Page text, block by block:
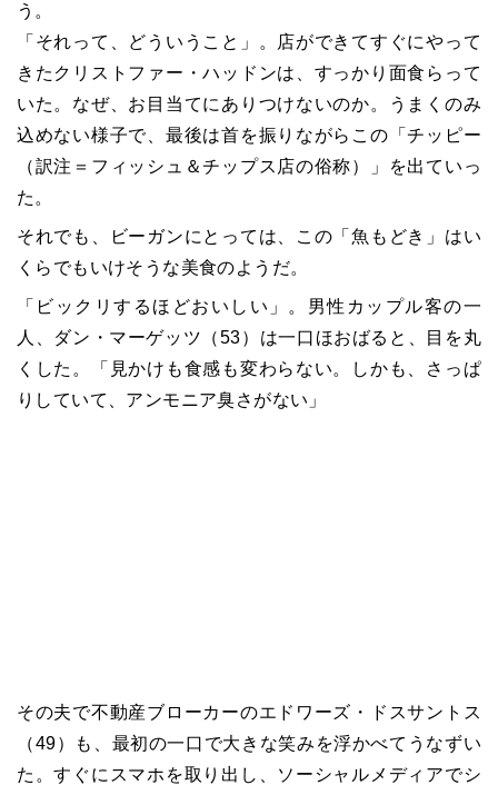
う。
「それって、どういうこと」。店ができてすぐにやって
きたクリストファー・ハッドンは、すっかり面食らって
いた。なぜ、お目当てにありつけないのか。うまくのみ
込めない様子で、最後は首を振りながらこの「チッピー
（訳注＝フィッシュ＆チップス店の俗称）」を出ていっ
た。
それでも、ビーガンにとっては、この「魚もどき」はい
くらでもいけそうな美食のようだ。
「ビックリするほどおいしい」。男性カップル客の一
人、ダン・マーゲッツ（53）は一口ほおばると、目を丸
くした。「見かけも食感も変わらない。しかも、さっぱ
りしていて、アンモニア臭さがない」
その夫で不動産ブローカーのエドワーズ・ドスサントス
（49）も、最初の一口で大きな笑みを浮かべてうなずい
た。すぐにスマホを取り出し、ソーシャルメディアでシ